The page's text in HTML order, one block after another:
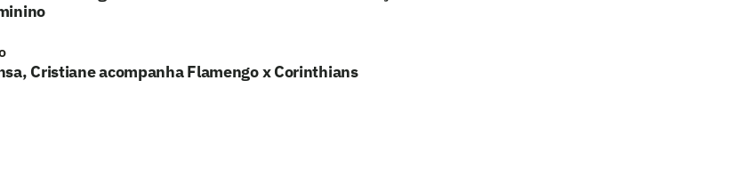
Cristiane acompanha Flamengo x Corinthians